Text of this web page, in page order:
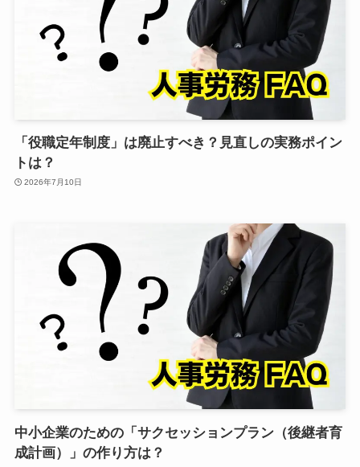
「役職定年制度」は廃止すべき？見直しの実務ポイン
トは？
2026年7月10日
中小企業のための「サクセッションプラン（後継者育
成計画）」の作り方は？